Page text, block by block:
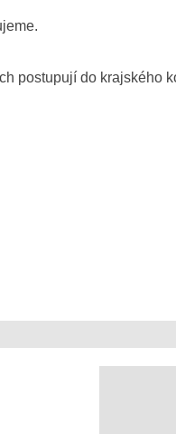
postupují do krajského